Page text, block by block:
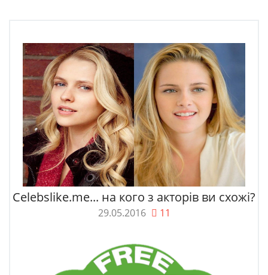
Celebslike.me... на кого з акторів ви схожі?
29.05.2016 11